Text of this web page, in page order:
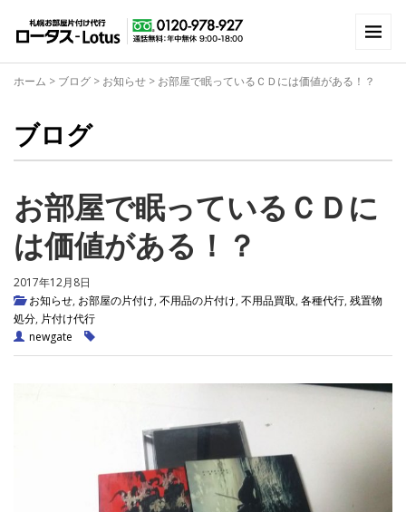
ホーム > ブログ > お知らせ > お部屋で眠っているＣＤには価値がある！？
ブログ
お部屋で眠っているＣＤに
は価値がある！？
2017年12月8日
お知らせ, お部屋の片付け, 不用品の片付け, 不用品買取, 各種代行, 残置物
処分, 片付け代行
newgate